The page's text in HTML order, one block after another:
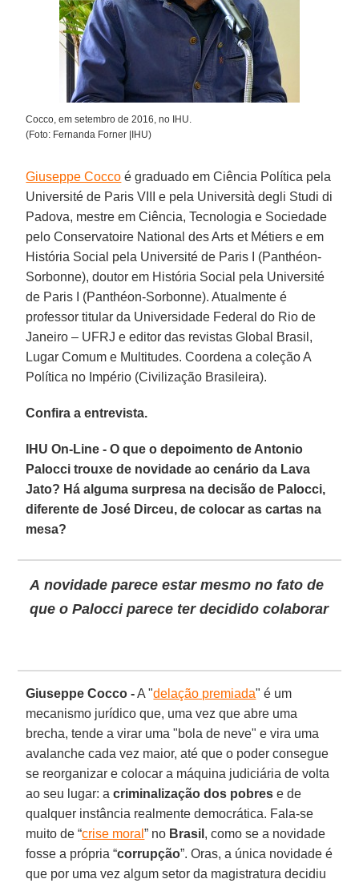
Cocco, em setembro de 2016, no IHU.
(Foto: Fernanda Forner |IHU)
Giuseppe Cocco é graduado em Ciência Política pela
Université de Paris VIII e pela Università degli Studi di
Padova, mestre em Ciência, Tecnologia e Sociedade
pelo Conservatoire National des Arts et Métiers e em
História Social pela Université de Paris I (Panthéon-
Sorbonne), doutor em História Social pela Université
de Paris I (Panthéon-Sorbonne). Atualmente é
professor titular da Universidade Federal do Rio de
Janeiro – UFRJ e editor das revistas Global Brasil,
Lugar Comum e Multitudes. Coordena a coleção A
Política no Império (Civilização Brasileira).
Confira a entrevista.
IHU On-Line - O que o depoimento de Antonio
Palocci trouxe de novidade ao cenário da Lava
Jato? Há alguma surpresa na decisão de Palocci,
diferente de José Dirceu, de colocar as cartas na
mesa?
A novidade parece estar mesmo no fato de
que o Palocci parece ter decidido colaborar
Giuseppe Cocco -A "delação premiada" é um
mecanismo jurídico que, uma vez que abre uma
brecha, tende a virar uma "bola de neve" e vira uma
avalanche cada vez maior, até que o poder consegue
se reorganizar e colocar a máquina judiciária de volta
ao seu lugar: acriminalização dos pobres e de
qualquer instância realmente democrática. Fala-se
muito de “crise moral” no Brasil , como se a novidade
fosse a própria “corrupção”. Oras, a única novidade é
que por uma vez algum setor da magistratura decidiu